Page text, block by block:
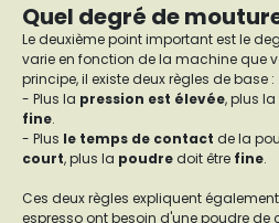
Quel degré de
Le deuxième point important est le
varie en fonction de la machine que
principe, il existe deux règles de base :
- Plus la pression est élevée, plus la
fine.
- Plus le temps de contact de la
court, plus la poudre doit être fine.
Ces deux règles expliquent
espresso ont besoin d'une poudre de